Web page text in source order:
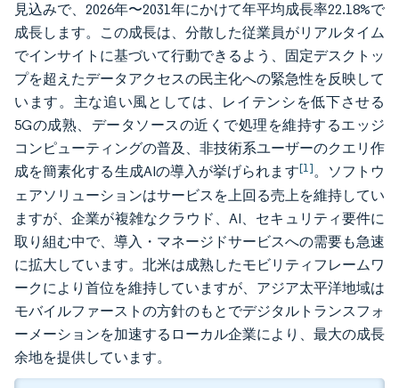
見込みで、2026年〜2031年にかけて年平均成長率22.18%で
成長します。この成長は、分散した従業員がリアルタイム
でインサイトに基づいて行動できるよう、固定デスクトッ
プを超えたデータアクセスの民主化への緊急性を反映して
います。主な追い風としては、レイテンシを低下させる
5Gの成熟、データソースの近くで処理を維持するエッジ
コンピューティングの普及、非技術系ユーザーのクエリ作
成を簡素化する生成AIの導入が挙げられます[1]。ソフトウ
ェアソリューションはサービスを上回る売上を維持してい
ますが、企業が複雑なクラウド、AI、セキュリティ要件に
取り組む中で、導入・マネージドサービスへの需要も急速
に拡大しています。北米は成熟したモビリティフレームワ
ークにより首位を維持していますが、アジア太平洋地域は
モバイルファーストの方針のもとでデジタルトランスフォ
ーメーションを加速するローカル企業により、最大の成長
余地を提供しています。